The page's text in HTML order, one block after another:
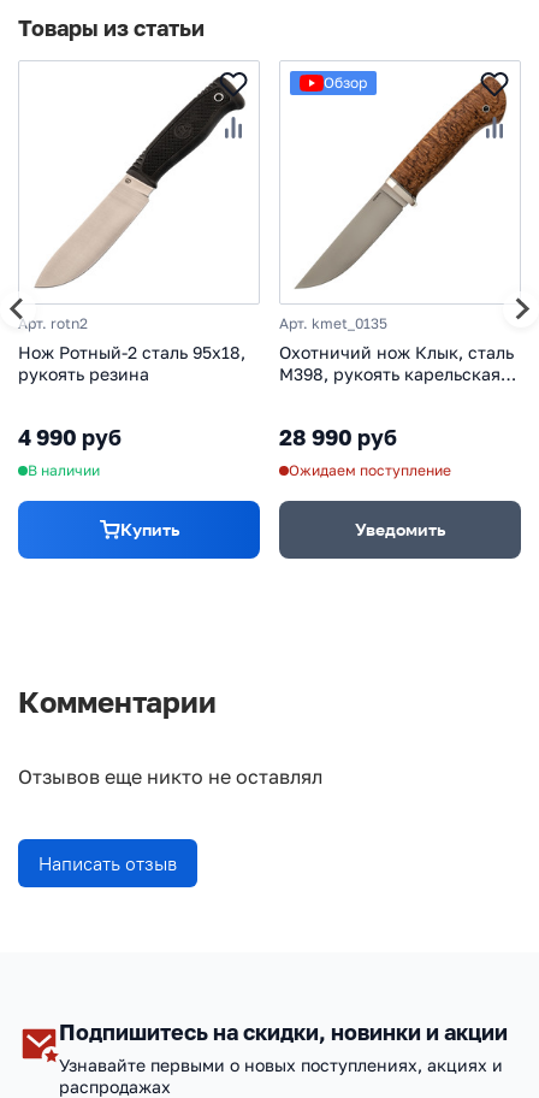
Товары из статьи
Арт. rotn2
Нож Ротный-2 сталь 95х18,
рукоять резина
4 990 руб
В наличии
Купить
Обзор
Арт. kmet_0135
Охотничий нож Клык, сталь
M398, рукоять карельская
28 990 руб
Ожидаем поступление
Уведомить
Комментарии
Отзывов еще никто не оставлял
Написать отзыв
Подпишитесь на скидки, новинки и акции
Узнавайте первыми о новых поступлениях, акциях и
распродажах